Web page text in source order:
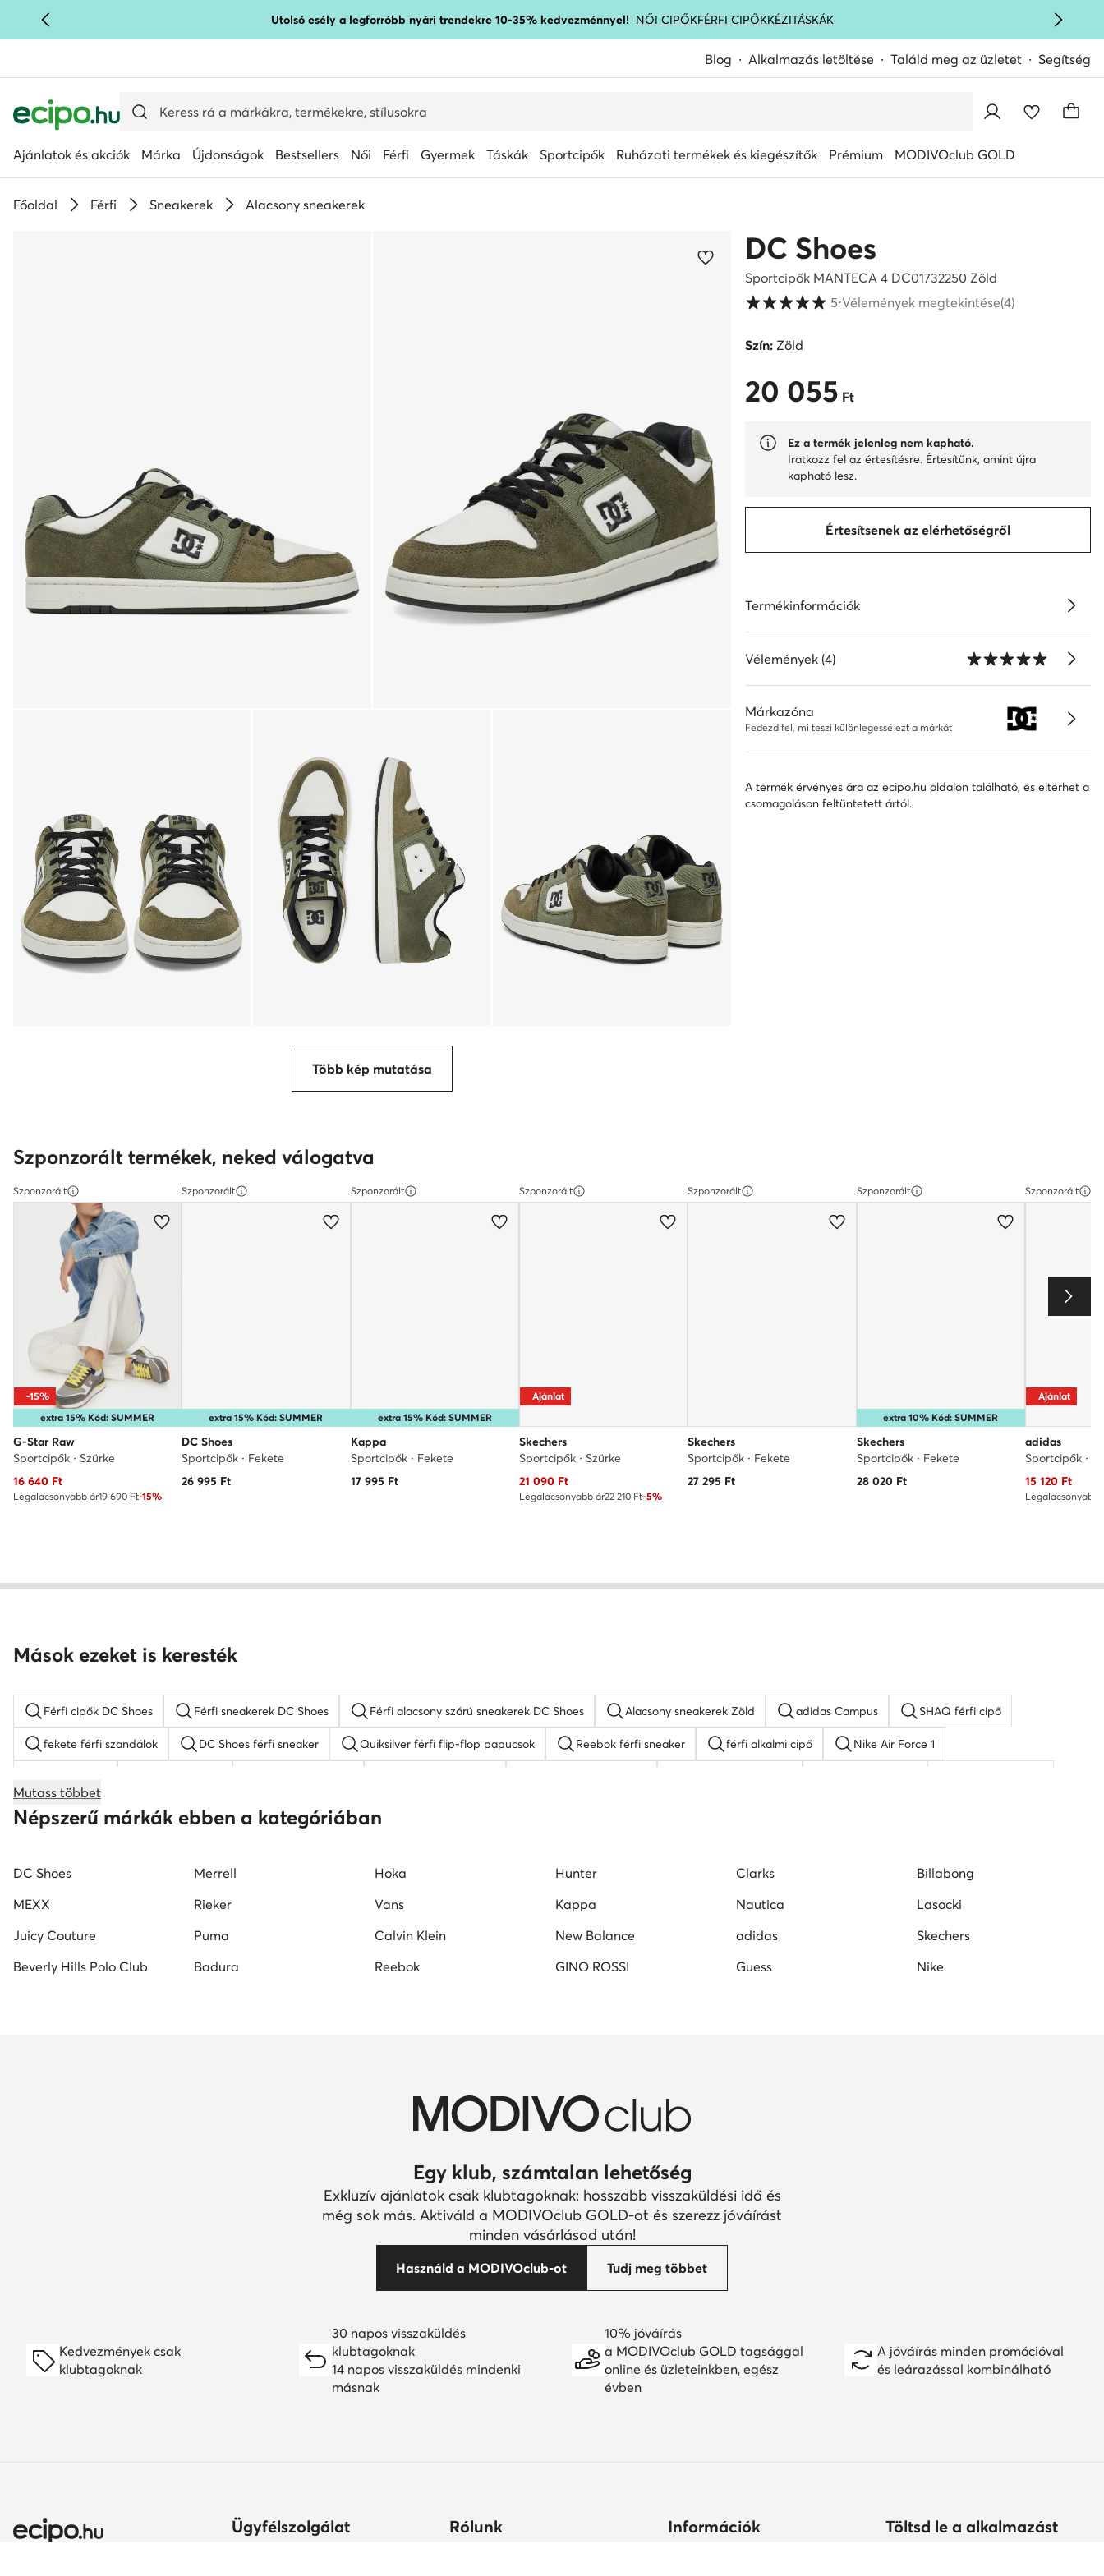
UGRÁS A FŐ TARTALOMRA Utolsó esély a legforróbb nyári trendekre 10-35% kedvezménnyel! NŐI CIPŐKFÉRFI CIPŐKKÉZITÁSKÁK
Blog Alkalmazás letöltése Találd meg az üzletet Segítség
Ajánlatok és akciók Márka Újdonságok Bestsellers Női Férfi Gyermek Táskák Sportcipők Ruházati termékek és kiegészítők Prémium MODIVOclub GOLD
Főoldal Férfi Sneakerek Alacsony sneakerek
Több kép mutatása
DC Shoes
Sportcipők MANTECA 4 DC01732250 Zöld
Vásárlói értékelések 1-5 skálán
5⋅Vélemények megtekintése(4)
Szín:Zöld
20 055 Ft
20 055 Ft
Ez a termék jelenleg nem kapható.
Iratkozz fel az értesítésre. Értesítünk, amint újra
kapható lesz.
Értesítsenek az elérhetőségről
Termékinformációk
Vélemények (4)
Márkazóna
Fedezd fel, mi teszi különlegessé ezt a márkát
A termék érvényes ára az ecipo.hu oldalon található, és eltérhet a
csomagoláson feltüntetett ártól.
Szponzorált termékek, neked válogatva
Szponzorált
extra 15% Kód: SUMMER
-15%
G-Star Raw
Sportcipők · Szürke
Aktuális ár
16 640 Ft
Legalacsonyabb ár19 690 Ft-15%
Szponzorált
extra 15% Kód: SUMMER
DC Shoes
Sportcipők · Fekete
26 995 Ft
Szponzorált
extra 15% Kód: SUMMER
Kappa
Sportcipők · Fekete
17 995 Ft
Szponzorált
Ajánlat
Skechers
Sportcipők · Szürke
Aktuális ár
21 090Ft
Legalacsonyabb ár22 210 Ft-5%
Szponzorált
Skechers
Sportcipők · Fekete
27 295 Ft
Szponzorált
extra 10% Kód: SUMMER
Skechers
Sportcipők · Fekete
28 020Ft
Szponzorált
Ajánlat
adidas
Sportcipők ·
Aktuális ár
15 120Ft
Legalacsonyabb
Mások ezeket is keresték
Férfi cipők DC Shoes Férfi sneakerek DC Shoes Férfi alacsony szárú sneakerek DC Shoes Alacsony sneakerek Zöld adidas Campus SHAQ férfi cipő
fekete férfi szandálok DC Shoes férfi sneaker Quiksilver férfi flip-flop papucsok Reebok férfi sneaker férfi alkalmi cipő Nike Air Force 1
elegáns férfi cipő fehér férfi cipő Kappa férfi cipő
Mutass többet
Népszerű márkák ebben a kategóriában
DC Shoes Merrell Hoka Hunter Clarks
Billabong
MEXX
Rieker Vans Kappa Nautica
Lasocki
Juicy Couture
Puma Calvin Klein New Balance adidas
Skechers
Beverly Hills Polo Club
Badura Reebok GINO ROSSI Guess Nike
Egy klub, számtalan lehetőség
Exkluzív ajánlatok csak klubtagoknak: hosszabb visszaküldési idő és
még sok más. Aktiváld a MODIVOclub GOLD-ot és szerezz jóváírást
minden vásárlásod után!
Használd a MODIVOclub-ot Tudj meg többet
Kedvezmények csak
klubtagoknak
30 napos visszaküldés
klubtagoknak
14 napos visszaküldés mindenki
másnak
10% jóváírás
a MODIVOclub GOLD tagsággal
online és üzleteinkben, egész
évben
A jóváírás minden promócióval
és leárazással kombinálható
Ügyfélszolgálat Rólunk Információk Töltsd le a alkalmazást